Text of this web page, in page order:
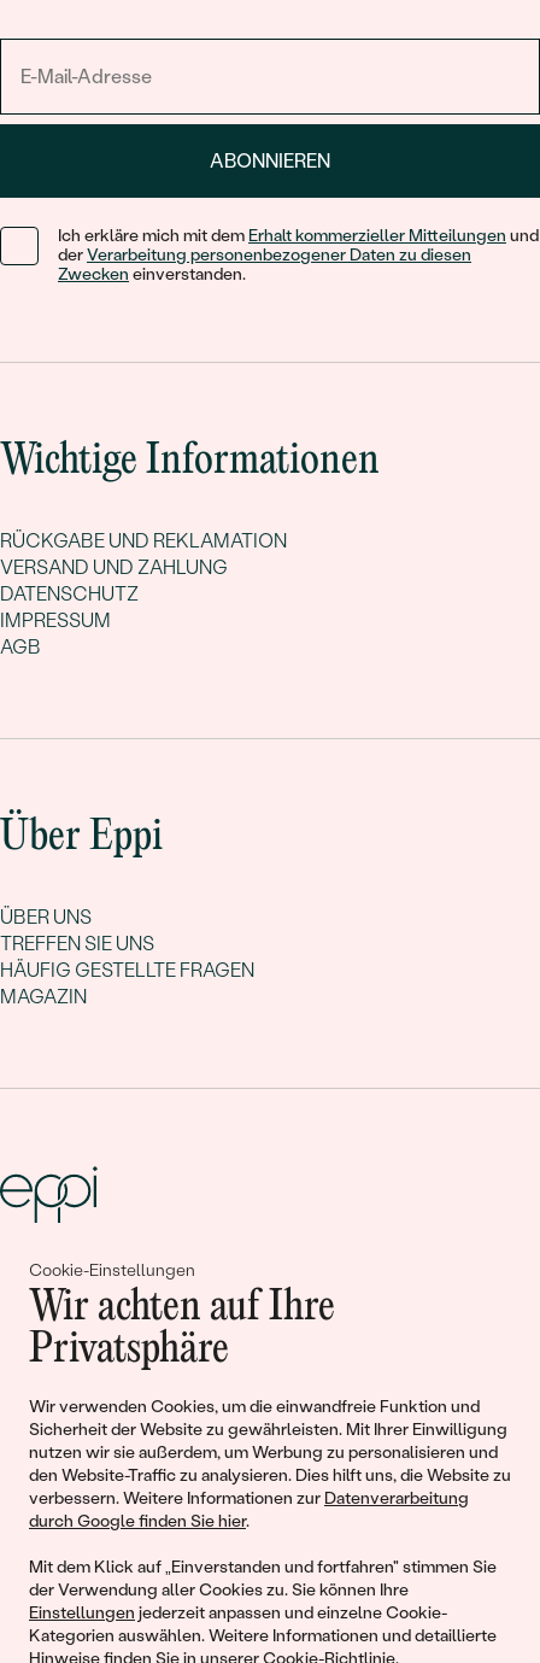
Cookie-Einstellungen
Wir achten auf Ihre
Privatsphäre
Wir verwenden Cookies, um die einwandfreie Funktion und
Sicherheit der Website zu gewährleisten. Mit Ihrer Einwilligung
nutzen wir sie außerdem, um Werbung zu personalisieren und
den Website-Traffic zu analysieren. Dies hilft uns, die Website zu
verbessern. Weitere Informationen zur Datenverarbeitung
durch Google finden Sie hier.
Mit dem Klick auf „Einverstanden und fortfahren" stimmen Sie
der Verwendung aller Cookies zu. Sie können Ihre
Einstellungen jederzeit anpassen und einzelne Cookie-
Kategorien auswählen. Weitere Informationen und detaillierte
Hinweise finden Sie in unsererCookie-Richtlinie.
ABONNIEREN
Ich erkläre mich mit dem Erhalt kommerzieller Mitteilungen und
derVerarbeitung personenbezogener Daten zu diesen
Zwecken einverstanden.
Wichtige Informationen
RÜCKGABE UND REKLAMATION
VERSAND UND ZAHLUNG
DATENSCHUTZ
IMPRESSUM
AGB
Über Eppi
ÜBER UNS
TREFFEN SIE UNS
HÄUFIG GESTELLTE FRAGEN
MAGAZIN
Gemeinsam erschaffen wir
Geschichten von Schönheit und
Liebe
Begleiten Sie uns!